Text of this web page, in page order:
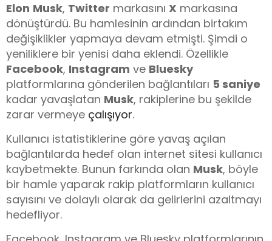
Elon Musk, Twitter markasını X markasına
dönüştürdü. Bu hamlesinin ardından birtakım
değişiklikler yapmaya devam etmişti. Şimdi o
yeniliklere bir yenisi daha eklendi. Özellikle
Facebook, Instagram ve Bluesky
platformlarına gönderilen bağlantıları 5 saniye
kadar yavaşlatan Musk, rakiplerine bu şekilde
zarar vermeye çalışıyor.
Kullanıcı istatistiklerine göre yavaş açılan
bağlantılarda hedef olan internet sitesi kullanıcı
kaybetmekte. Bunun farkında olan Musk, böyle
bir hamle yaparak rakip platformların kullanıcı
sayısını ve dolaylı olarak da gelirlerini azaltmayı
hedefliyor.